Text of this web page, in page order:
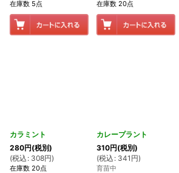
在庫数 5点 在庫数 20点
カラミント
280円(税別)
(税込 : 308円)
在庫数 20点
カレープラント
310円(税別)
(税込 : 341 円)
育苗中